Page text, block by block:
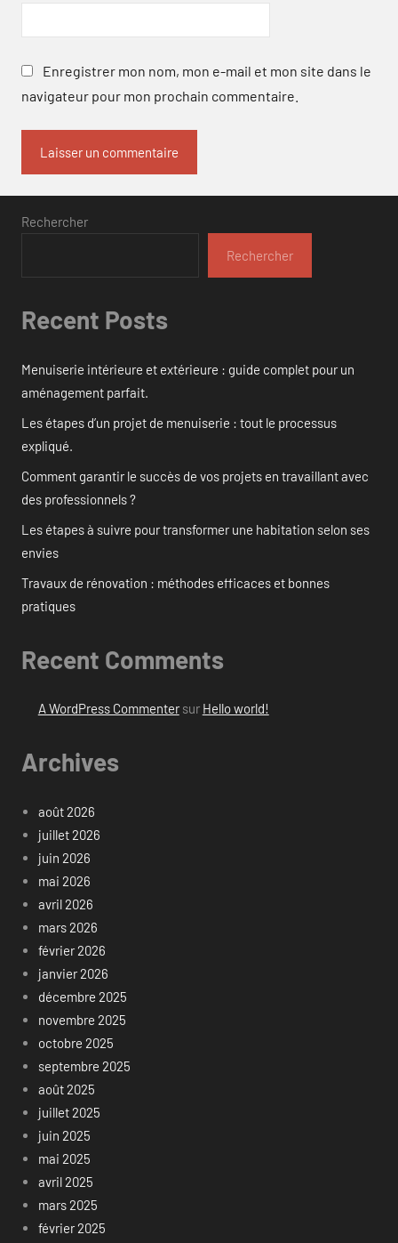
Enregistrer mon nom, mon e-mail et mon site dans le
navigateur pour mon prochain commentaire.
Rechercher
Rechercher
Recent Posts
Menuiserie intérieure et extérieure : guide complet pour un
aménagement parfait.
Les étapes d’un projet de menuiserie : tout le processus
expliqué.
Comment garantir le succès de vos projets en travaillant avec
des professionnels ?
Les étapes à suivre pour transformer une habitation selon ses
envies
Travaux de rénovation : méthodes efficaces et bonnes
pratiques
Recent Comments
A WordPress Commentersur Hello world!
Archives
août 2026
juillet 2026
juin 2026
mai 2026
avril 2026
mars 2026
février 2026
janvier 2026
décembre 2025
novembre 2025
octobre 2025
septembre 2025
août 2025
juillet 2025
juin 2025
mai 2025
avril 2025
mars 2025
février 2025